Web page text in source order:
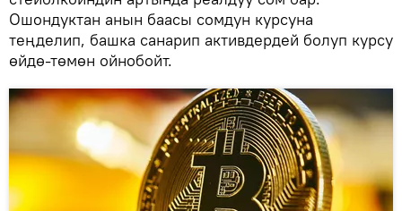
Ошондуктан анын баасы сомдун курсуна
теңделип, башка санарип активдердей болуп курсу
өйдө-төмөн ойнобойт.